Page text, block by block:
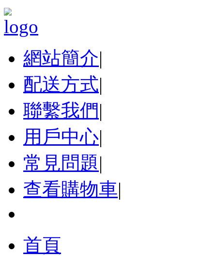
網站簡介|
配送方式|
聯繫我們|
用戶中心|
常見問題|
查看購物車|
首頁